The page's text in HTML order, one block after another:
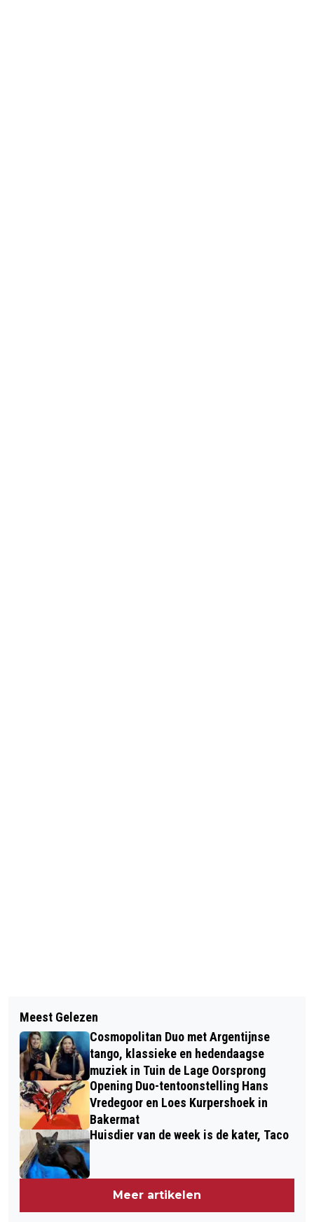
ARNHEM MAAKT RUIMTE VOOR DE
WILDE BIJ
SPEELOTHEEK 'HET SPEELPUNT'
ZOEKT GASTHEER OF GASTVROUW
Meest Gelezen
Cosmopolitan Duo met Argentijnse
tango, klassieke en hedendaagse
muziek in Tuin de Lage Oorsprong
Opening Duo-tentoonstelling Hans
Vredegoor en Loes Kurpershoek in
Bakermat
Huisdier van de week is de kater, Taco
Meer artikelen